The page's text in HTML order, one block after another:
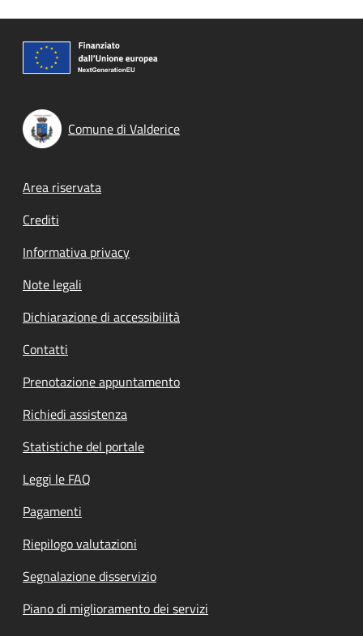
Comune di Valderice
Footer menu
Area riservata
Crediti
Informativa privacy
Note legali
Dichiarazione di accessibilità
Contatti
Prenotazione appuntamento
Richiedi assistenza
Statistiche del portale
Leggi le FAQ
Pagamenti
Riepilogo valutazioni
Segnalazione disservizio
Piano di miglioramento dei servizi